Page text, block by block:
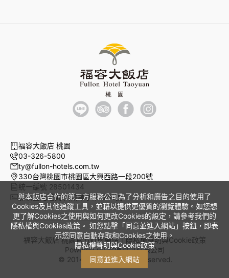
與本飯店合作的第三方服務公司為了分析和廣告之目的使用了
Cookies及其他追蹤工具，並藉以提供更優質的瀏覽體驗。如您想
更了解Cookies之使用與如何更改Cookies的設定，請參考我們的
隱私權與Cookies政策。 如您點擊「同意並進入網站」按鈕，即表
示您同意自動存取和Cookies之使用。
隱私權聲明與Cookie政策
同意並進入網站
福容大飯店 桃園
03-326-5800
ty@fullon-hotels.com.tw
330台灣桃園市桃園區大興西路一段200號
統一編號 28501434
旅宿登記證號 交觀業字第1261號
福容大飯店 桃園官方訂房網站｜隱私權聲明與Cookie政策
Powered by曜通資訊有限公司
© 2014-2026 All Rights Reserved.